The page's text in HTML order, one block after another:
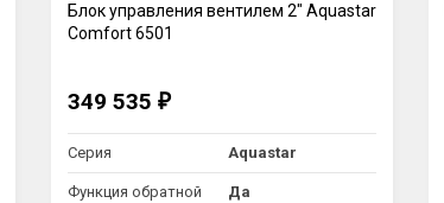
Блок управления вентилем 2" Aquastar
Comfort 6501
349 535 ₽
Серия Aquastar
Функция обратной
Да